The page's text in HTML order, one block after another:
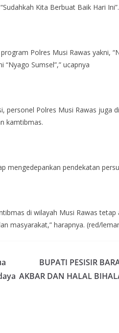
Kita Berbuat Baik Hari Ini”.
Polres Musi Rawas yakni,
Sumsel”,” ucapnya
personel Polres Musi Rawas juga
kamtibmas.
mengedepankan pendekatan
di wilayah Musi Rawas
masyarakat,” harapnya. (red/
BUPATI PESISIR
AKBAR DAN HALAL